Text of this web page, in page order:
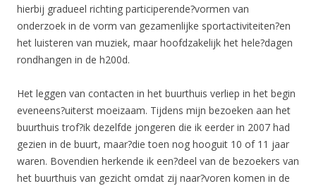
hierbij gradueel richting participerende?vormen van
onderzoek in de vorm van gezamenlijke sportactiviteiten?en
het luisteren van muziek, maar hoofdzakelijk het hele?dagen
rondhangen in de h200d.
Het leggen van contacten in het buurthuis verliep in het begin
eveneens?uiterst moeizaam. Tijdens mijn bezoeken aan het
buurthuis trof?ik dezelfde jongeren die ik eerder in 2007 had
gezien in de buurt, maar?die toen nog hooguit 10 of 11 jaar
waren. Bovendien herkende ik een?deel van de bezoekers van
het buurthuis van gezicht omdat zij naar?voren komen in de